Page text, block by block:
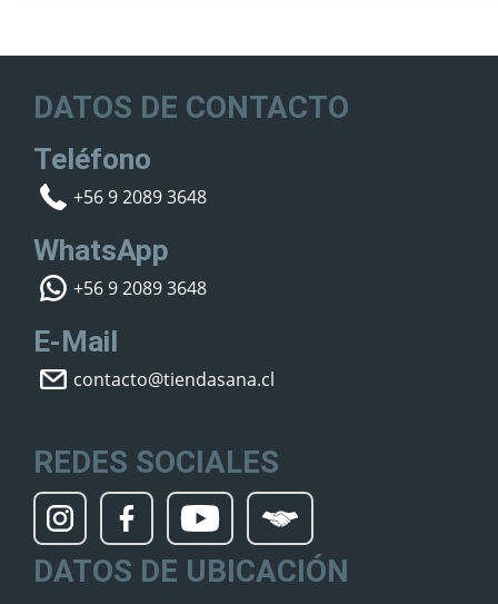
DATOS DE CONTACTO
Teléfono
+56 9 2089 3648
WhatsApp
+56 9 2089 3648
E-Mail
contacto@tiendasana.cl
REDES SOCIALES
DATOS DE UBICACIÓN